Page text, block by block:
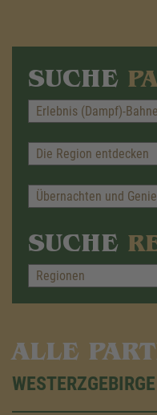
SUCHE
SUCHE
ALLE